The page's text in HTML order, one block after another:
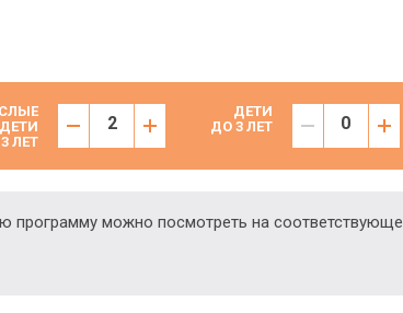
ЛЕТ
ДЕТИ
ДО 3 ЛЕТ
можно посмотреть на